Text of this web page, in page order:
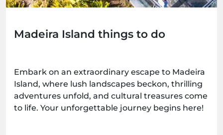
Madeira Island things to do
Embark on an extraordinary escape to Madeira
Island, where lush landscapes beckon, thrilling
adventures unfold, and cultural treasures come
to life. Your unforgettable journey begins here!